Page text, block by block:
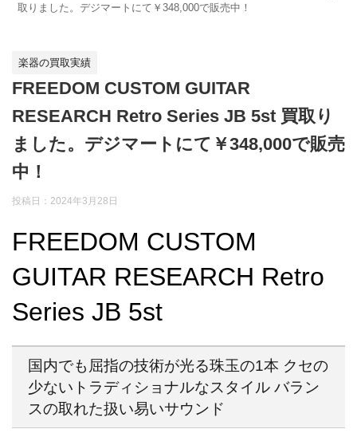
取りました。デジマートにて￥348,000で販売中！
楽器の買取実績
FREEDOM CUSTOM GUITAR
RESEARCH Retro Series JB 5st 買取り
ました。デジマートにて￥348,000で販売
中！
投稿日：2024年3月28日
FREEDOM CUSTOM
GUITAR RESEARCH Retro
Series JB 5st
国内でも屈指の技術が光る珠玉の1本 クセの
少ないトラディショナルなスタイル バラン
スの取れた扱い易いサウンド